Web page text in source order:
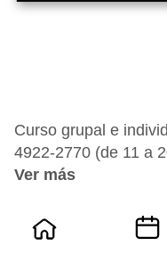
Curso grupal e
4922-2770 (de 11 a
Ver más